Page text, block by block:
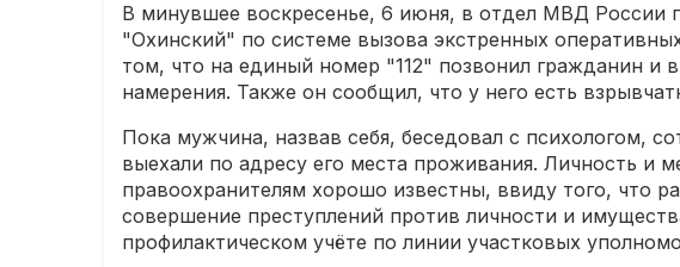
В минувшее воскресенье, 6 июня, в отдел МВД России
"Охинский" по системе вызова экстренных
том, что на единый номер "112" позвонил гражданин и
намерения. Также он сообщил, что у него есть
Пока мужчина, назвав себя, беседовал с психологом,
выехали по адресу его места проживания. Личность и
правоохранителям хорошо известны, ввиду того, что
совершение преступлений против личности и
профилактическом учёте по линии участковых